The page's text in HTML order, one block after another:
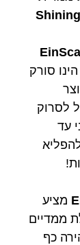
Shining
סורק
לסרוק
עד
מציע
ממדיים
כף